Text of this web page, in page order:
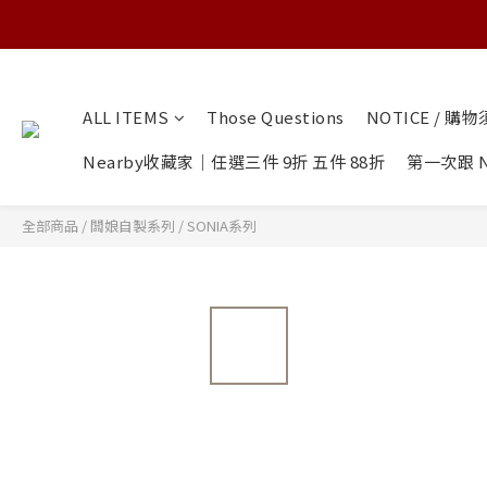
ALL ITEMS Those Questions
NOTICE / 購物
Nearby收藏家｜任選三件 9折 五件 88折
第一次跟
全部商品 / 闆娘自製系列 /SONIA系列